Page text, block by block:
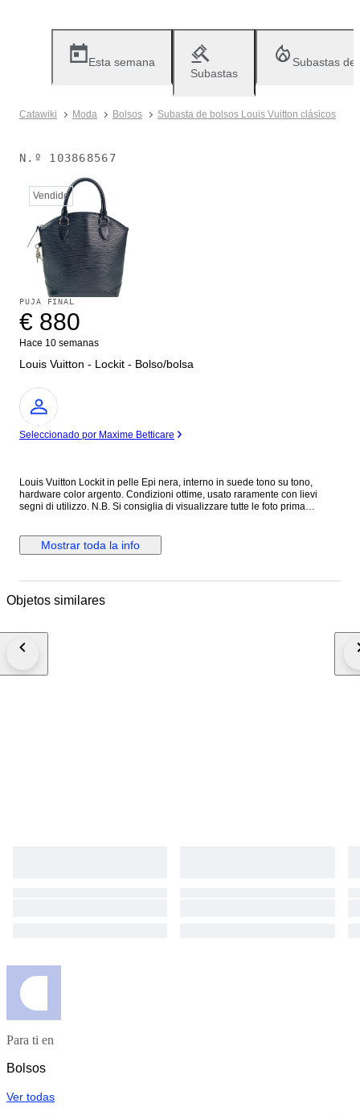
Esta semana
Subastas
Subastas
Catawiki Moda Bolsos Subasta de bolsos Louis Vuitton clásicos
N.º 103868567
Vendido
PUJA FINAL
€ 880
Hace 10 semanas
Louis Vuitton - Lockit - Bolso/bolsa
Experto
Seleccionado por Maxime Betticare
Louis Vuitton Lockit in pelle Epi nera, interno in suede tono su tono,
hardware color argento. Condizioni ottime, usato raramente con lievi
segni di utilizzo. N.B. Si consiglia di visualizzare tutte le foto prima
Mostrar toda la info
Objetos similares
Para ti en
Bolsos
Ver todas